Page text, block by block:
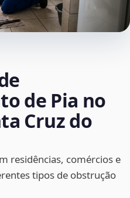
de Pia no
Cruz do
residências, comércios e
tipos de obstrução